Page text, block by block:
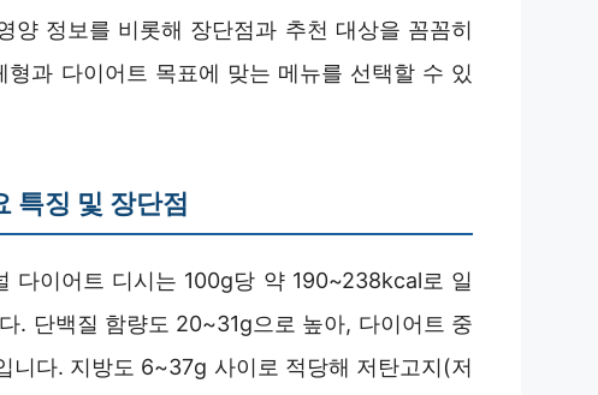
양 정보를 비롯해 장단점과 추천 대상을 꼼꼼히
과 다이어트 목표에 맞는 메뉴를 선택할 수 있
특징 및 장단점
다이어트 디시는 100g당 약 190~238kcal로 일
. 단백질 함량도 20~31g으로 높아, 다이어트 중
니다. 지방도 6~37g 사이로 적당해 저탄고지(저